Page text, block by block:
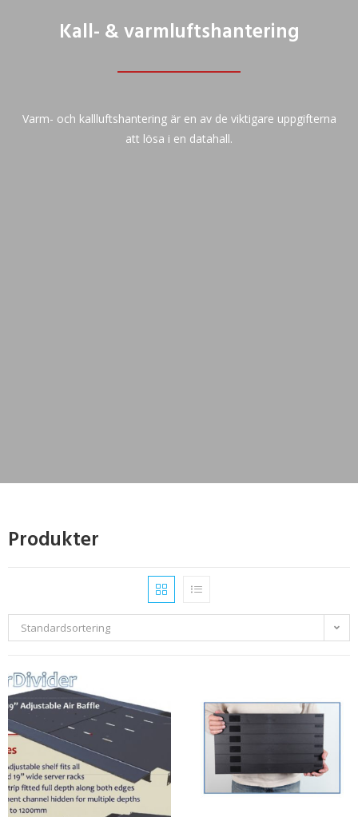
Kall- & varmluftshantering
Varm- och kallluftshantering är en av de viktigare uppgifterna
att lösa i en datahall.
Produkter
Standardsortering